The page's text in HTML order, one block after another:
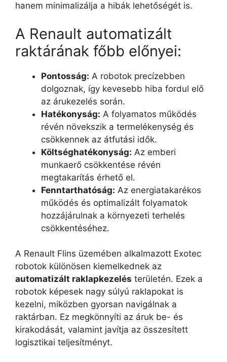
hanem minimalizálja a hibák lehetőségét is.
A Renault automatizált
raktárának főbb előnyei:
Pontosság: A robotok precízebben
dolgoznak, így kevesebb hiba fordul elő
az árukezelés során.
Hatékonyság: A folyamatos működés
révén növekszik a termelékenység és
csökkennek az átfutási idők.
Költséghatékonyság: Az emberi
munkaerő csökkentése révén
megtakarítás érhető el.
Fenntarthatóság: Az energiatakarékos
működés és optimalizált folyamatok
hozzájárulnak a környezeti terhelés
csökkentéséhez.
A Renault Flins üzemében alkalmazott Exotec
robotok különösen kiemelkednek az
automatizált raklapkezelés területén. Ezek a
robotok képesek nagy súlyú raklapokat is
kezelni, miközben gyorsan navigálnak a
raktárban. Ez megkönnyíti az áruk be- és
kirakodását, valamint javítja az összesített
logisztikai teljesítményt.